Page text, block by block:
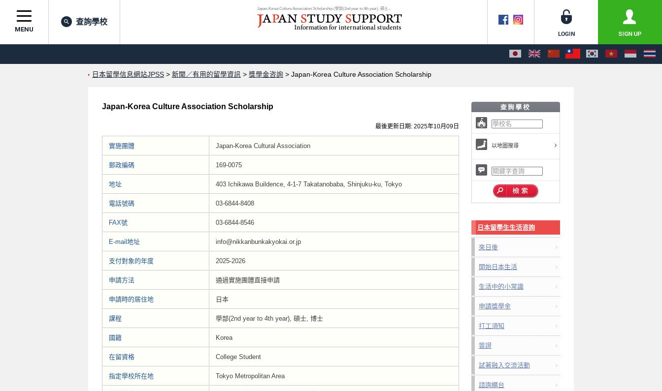
Japan-Korea Culture Association Scholarship (學部(2nd year to 4th year), 碩士...
MENU
查詢學校
日本留學信息網站JPSS > 新聞／有用的留學資訊 > 獎學金咨詢 > Japan-Korea Culture Association Scholarship
Japan-Korea Culture Association Scholarship
最後更新日期: 2025年10月09日
實施團體 Japan-Korea Cultural Association
郵政編碼 169-0075
地址 403 Ichikawa Buildence, 4-1-7 Takatanobaba, Shinjuku-ku, Tokyo
電話號碼 03-6844-8408
FAX號 03-6844-8546
E-mail地址 info@nikkanbunkakyokai.or.jp
支付對象的年度 2025-2026
申請方法 通過實施團體直接申請
申請時的居住地 日本
課程 學部(2nd year to 4th year), 碩士, 博士
國籍 Korea
在留資格 College Student
指定學校所在地 Tokyo Metropolitan Area
以地圖搜尋
日本留學生生活咨詢
來日後
開始日本生活
生活中的小常識
申請獎學金
打工須知
簽證
試著融入交流活動
諮詢櫃台